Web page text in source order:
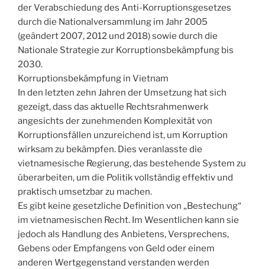
der Verabschiedung des Anti-Korruptionsgesetzes
durch die Nationalversammlung im Jahr 2005
(geändert 2007, 2012 und 2018) sowie durch die
Nationale Strategie zur Korruptionsbekämpfung bis
2030.
Korruptionsbekämpfung in Vietnam
In den letzten zehn Jahren der Umsetzung hat sich
gezeigt, dass das aktuelle Rechtsrahmenwerk
angesichts der zunehmenden Komplexität von
Korruptionsfällen unzureichend ist, um Korruption
wirksam zu bekämpfen. Dies veranlasste die
vietnamesische Regierung, das bestehende System zu
überarbeiten, um die Politik vollständig effektiv und
praktisch umsetzbar zu machen.
Es gibt keine gesetzliche Definition von „Bestechung“
im vietnamesischen Recht. Im Wesentlichen kann sie
jedoch als Handlung des Anbietens, Versprechens,
Gebens oder Empfangens von Geld oder einem
anderen Wertgegenstand verstanden werden